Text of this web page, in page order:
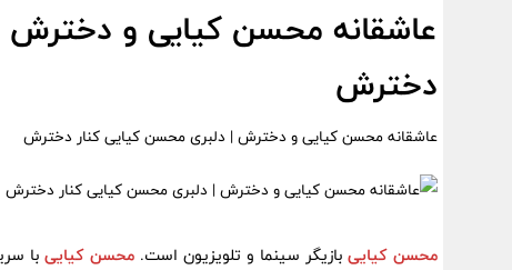
عاشقانه محسن کیایی و دخترش
دخترش
عاشقانه محسن کیایی و دخترش | دلبری محسن کیایی کنار دخترش
محسن کیایی بازیگر سینما و تلویزیون است. محسن کیاییبا